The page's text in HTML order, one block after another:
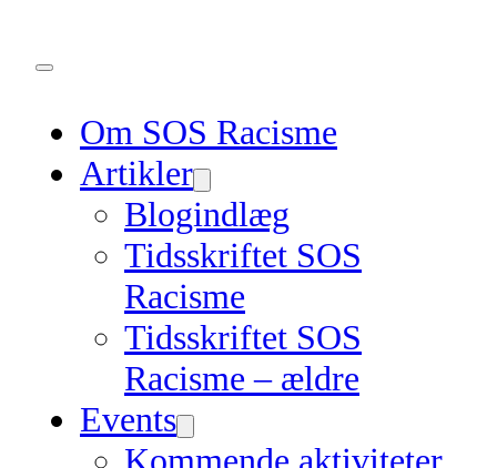
Om SOS Racisme
Artikler
Blogindlæg
Tidsskriftet SOS
Racisme
Tidsskriftet SOS
Racisme – ældre
Events